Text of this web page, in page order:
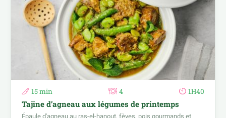
15 min 4 1H40
Tajine d’agneau aux légumes de printemps
Épaule d'agneau au ras-el-hanout, fèves, pois gourmands et